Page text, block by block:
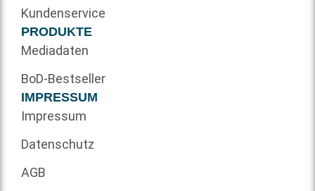
Kundenservice
PRODUKTE
Mediadaten
BoD-Bestseller
IMPRESSUM
Impressum
Datenschutz
AGB